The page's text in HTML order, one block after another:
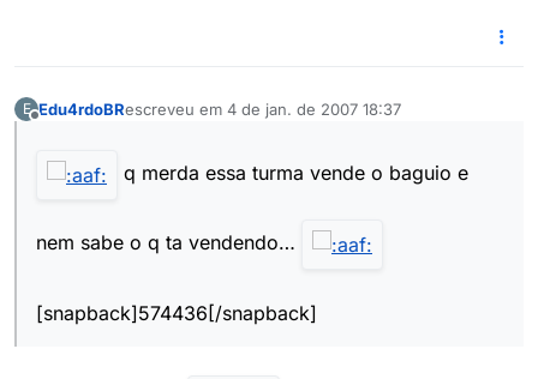
E Edu4rdoBRescreveu em 4 de jan. de 2007 18:37
última edição por
q merda essa turma vende o baguio e
nem sabe o q ta vendendo…
[snapback]574436[/snapback]